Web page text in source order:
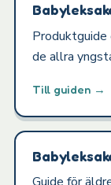
de allra
Till guiden →